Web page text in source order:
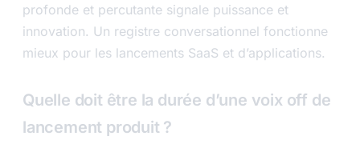
profonde et percutante signale puissance et
innovation. Un registre conversationnel fonctionne
mieux pour les lancements SaaS et d’applications.
Quelle doit être la durée d’une voix off de
lancement produit ?